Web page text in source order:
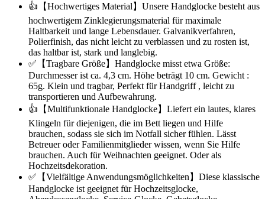
👍【Hochwertiges Material】Unsere Handglocke besteht aus
hochwertigem Zinklegierungsmaterial für maximale
Haltbarkeit und lange Lebensdauer. Galvanikverfahren,
Polierfinish, das nicht leicht zu verblassen und zu rosten ist,
das haltbar ist, stark und langlebig.
✅【Tragbare Größe】Handglocke misst etwa Größe:
Durchmesser ist ca. 4,3 cm. Höhe beträgt 10 cm. Gewicht :
65g. Klein und tragbar, Perfekt für Handgriff , leicht zu
transportieren und Aufbewahrung.
👍【Multifunktionale Handglocke】Liefert ein lautes, klares
Klingeln für diejenigen, die im Bett liegen und Hilfe
brauchen, sodass sie sich im Notfall sicher fühlen. Lässt
Betreuer oder Familienmitglieder wissen, wenn Sie Hilfe
brauchen. Auch für Weihnachten geeignet. Oder als
Hochzeitsdekoration.
✅【Vielfältige Anwendungsmöglichkeiten】Diese klassische
Handglocke ist geeignet für Hochzeitsglocke,